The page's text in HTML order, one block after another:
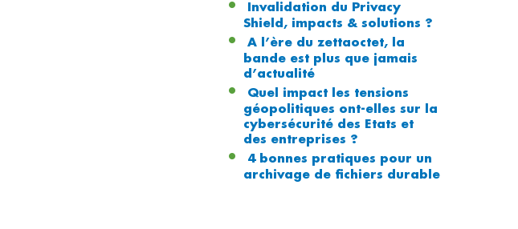
Invalidation du Privacy
Shield, impacts & solutions ?
A l’ère du zettaoctet, la
bande est plus que jamais
d’actualité
Quel impact les tensions
géopolitiques ont-elles sur la
cybersécurité des Etats et
des entreprises ?
4 bonnes pratiques pour un
archivage de fichiers durable